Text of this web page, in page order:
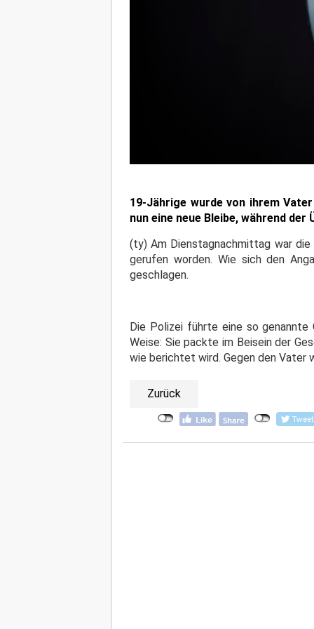
19-Jährige wurde von ihrem
nun eine neue Bleibe, während
(ty) Am Dienstagnachmittag war
gerufen worden. Wie sich den
geschlagen.
Die Polizei führte eine so genannte
Weise: Sie packte im Beisein der
wie berichtet wird. Gegen den
Zurück